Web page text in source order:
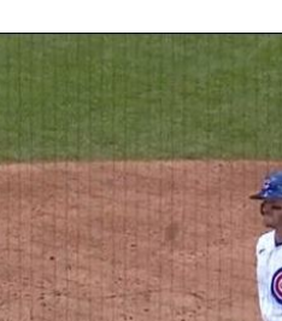
打率統一退富邦 21:26
友前夫身分曝光 21:25
主委加碼加菜金 21:25
億 豪宅飄鮑魚味 21:25